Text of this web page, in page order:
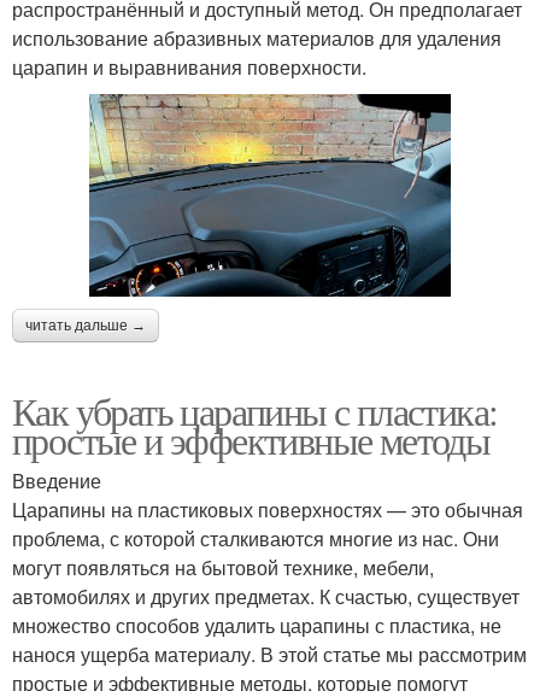
распространённый и доступный метод. Он предполагает
использование абразивных материалов для удаления
царапин и выравнивания поверхности.
читать дальше →
Как убрать царапины с пластика:
простые и эффективные методы
Введение
Царапины на пластиковых поверхностях — это обычная
проблема, с которой сталкиваются многие из нас. Они
могут появляться на бытовой технике, мебели,
автомобилях и других предметах. К счастью, существует
множество способов удалить царапины с пластика, не
нанося ущерба материалу. В этой статье мы рассмотрим
простые и эффективные методы, которые помогут